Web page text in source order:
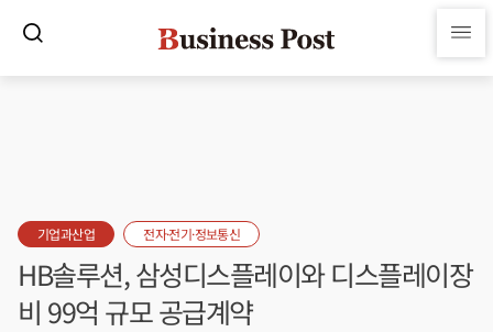
기업과산업 전자·전기·정보통신
HB솔루션, 삼성디스플레이와 디스플레이장
비 99억 규모 공급계약